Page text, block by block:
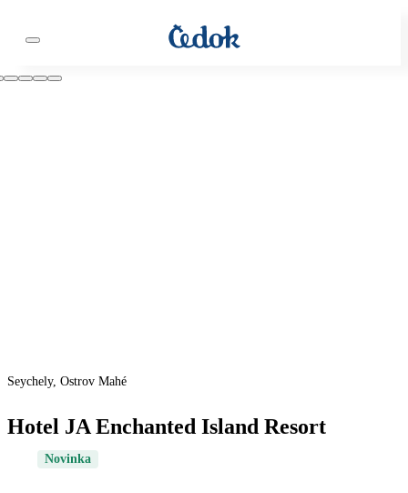
Seychely, Ostrov Mahé
Hotel JA Enchanted Island Resort
Novinka